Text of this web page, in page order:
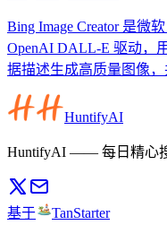
Bing Image Creator 是微
OpenAI DALL-E 驱动，
据描述生成高质量图像，
HuntifyAI
HuntifyAI —— 每日精心
基于
TanStarter